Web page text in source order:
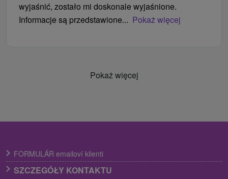
wyjaśnić, zostało mi doskonale wyjaśnione.
Informacje są przedstawione... Pokaż więcej
Pokaż więcej
FORMULÁR emailoví klienti
SZCZEGÓŁY KONTAKTU